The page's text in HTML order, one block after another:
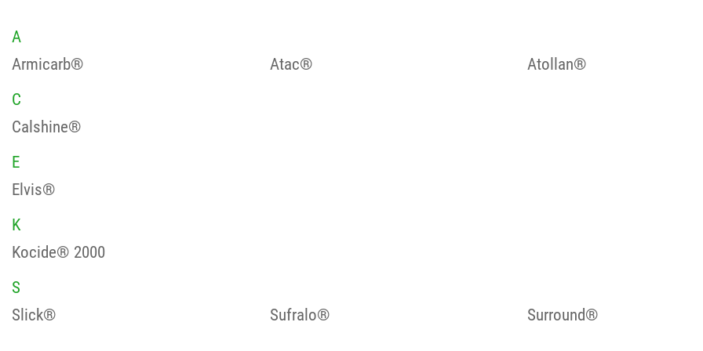
A
Armicarb®
Atac®
Atollan®
C
Calshine®
E
Elvis®
K
Kocide® 2000
S
Slick®
Sufralo® Surround®